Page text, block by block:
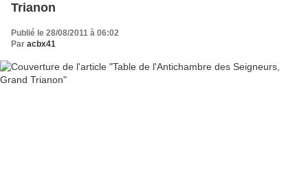
Trianon
Publié le 28/08/2011 à 06:02
Par acbx41